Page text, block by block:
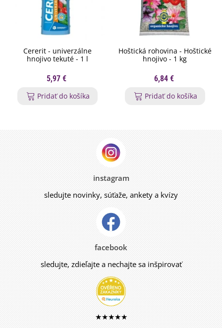
Cererit - univerzálne
hnojivo tekuté - 1 l
5,97 €
Pridať do košíka
Hoštická rohovina - Hoštické
hnojivo - 1 kg
6,84 €
Pridať do košíka
instagram
sledujte novinky, súťaže, ankety a kvízy
facebook
sledujte, zdieľajte a nechajte sa inšpirovať
★★★★★